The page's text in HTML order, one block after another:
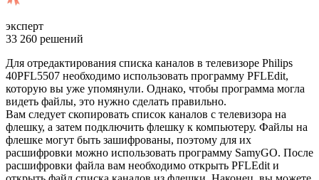
эксперт
33 260 решений
Для отредактирования списка каналов в телевизоре Philips
40PFL5507 необходимо использовать программу PFLEdit,
которую вы уже упомянули. Однако, чтобы программа могла
видеть файлы, это нужно сделать правильно.
Вам следует скопировать список каналов с телевизора на
флешку, а затем подключить флешку к компьютеру. Файлы на
флешке могут быть зашифрованы, поэтому для их
расшифровки можно использовать программу SamyGO. После
расшифровки файла вам необходимо открыть PFLEdit и